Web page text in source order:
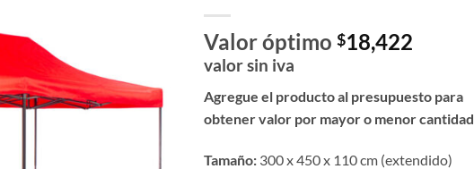
Valor óptimo $18,422
valor sin iva
Agregue el producto al presupuesto para
obtener valor por mayor o menor cantidad
Tamaño: 300 x 450 x 110 cm (extendido)